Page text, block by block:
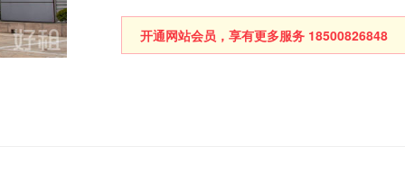
开通网站会员，享有更多服务 18500826848